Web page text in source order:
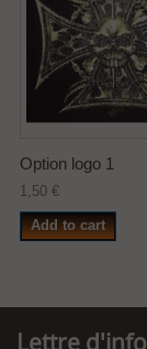
Option logo 1
1,50 €
Add to cart
Lettre